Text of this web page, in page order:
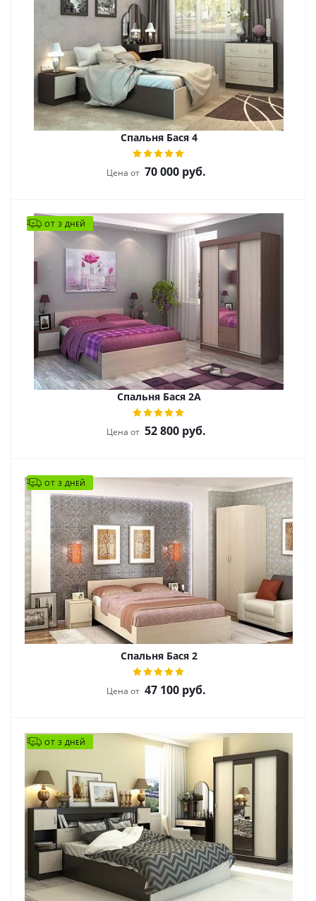
Спальня Бася 4
Цена от 70 000 руб.
ОТ 3 ДНЕЙ
Спальня Бася 2A
Цена от 52 800 руб.
ОТ 3 ДНЕЙ
Спальня Бася 2
Цена от 47 100 руб.
ОТ 3 ДНЕЙ